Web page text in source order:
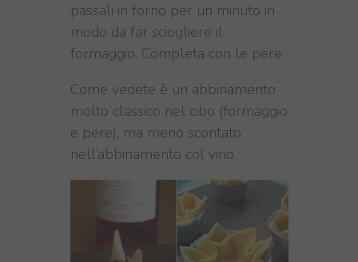
passali in forno per un minuto in
modo da far sciogliere il
formaggio. Completa con le pere.
Come vedete è un abbinamento
molto classico nel cibo (formaggio
e pere), ma meno scontato
nell’abbinamento col vino.